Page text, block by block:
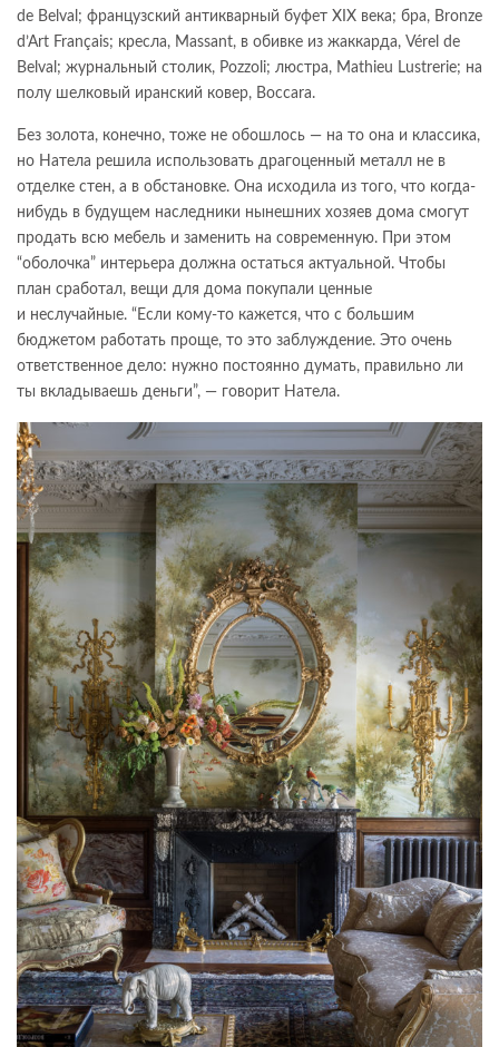
de Belval; французский антик­варный буфет XIX века; бра, Bronze
d’Art Français; кресла, Massant, в обивке из жаккарда, Vérel de
Belval; журнальный столик, Pozzoli; люстра, Mathieu Lustrerie; на
полу шелковый иранский ковер, Boccara.
Без золота, конечно, тоже не обошлось — на то она и классика,
но Натела решила использовать драгоценный металл не в
отделке стен, а в обстановке. Она исходила из того, что когда-
нибудь в будущем наследники нынешних хозяев дома смогут
продать всю мебель и заменить на современную. При этом
“оболочка” интерьера должна остаться актуальной. Чтобы
план сработал, вещи для дома покупали ценные
и неслучайные. “Если кому-то кажется, что с большим
бюджетом работать проще, то это заблуждение. Это очень
ответственное дело: нужно постоянно думать, правильно ли
ты вкладываешь деньги”, — говорит Натела.